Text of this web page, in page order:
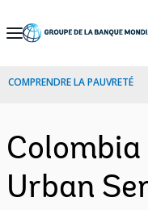
Skip
Navigation
COMPRENDRE LA PAUVRETÉ
Urban